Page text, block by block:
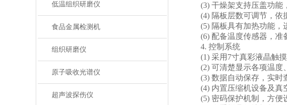
低温组织研磨仪
食品金属检测机
组织研磨仪
原子吸收光谱仪
超声波探伤仪
(3) 干燥架支持压盖功能，
(4) 隔板层数可调节，依
(5) 隔板具有加热功能，进
(6) 配备温度传感器，准
4. 控制系统
(1) 采用7寸真彩液晶触摸
(2) 可清楚显示各项温度、
(3) 数据自动保存，实时查
(4) 内置压缩机设备及真空
(5) 密码保护机制，方便设